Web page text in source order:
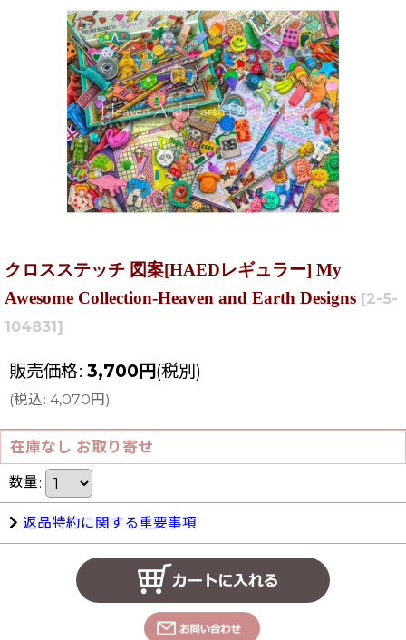
クロスステッチ 図案[HAEDレギュラー] My
Awesome Collection-Heaven and Earth Designs [2-5-
104831]
販売価格: 3,700 円(税別)
(税込: 4,070円 )
在庫なし お取り寄せ
数量:
返品特約に関する重要事項